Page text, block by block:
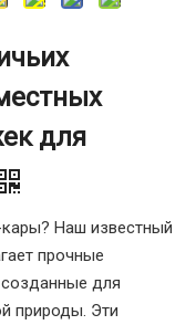
для
Наш известный
прочные
для
природы. Эти